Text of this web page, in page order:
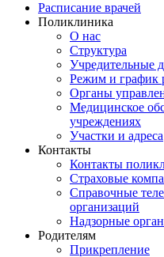
Расписание врачей
Поликлиника
О нас
Структура
Учредительные
Режим и график
Органы
Медицинское
учреждениях
Участки и адреса
Контакты
Контакты
Страховые
Справочные
организаций
Надзорные
Родителям
Прикрепление